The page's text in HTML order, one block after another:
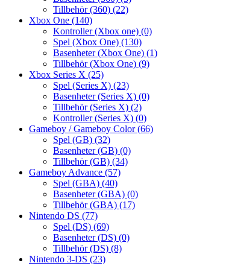
Tillbehör (360) (22)
Xbox One (140)
Kontroller (Xbox one) (0)
Spel (Xbox One) (130)
Basenheter (Xbox One) (1)
Tillbehör (Xbox One) (9)
Xbox Series X (25)
Spel (Series X) (23)
Basenheter (Series X) (0)
Tillbehör (Series X) (2)
Kontroller (Series X) (0)
Gameboy / Gameboy Color(66)
Spel (GB) (32)
Basenheter (GB) (0)
Tillbehör (GB) (34)
Gameboy Advance (57)
Spel (GBA) (40)
Basenheter (GBA) (0)
Tillbehör (GBA) (17)
Nintendo DS (77)
Spel (DS) (69)
Basenheter (DS) (0)
Tillbehör (DS) (8)
Nintendo 3-DS (23)